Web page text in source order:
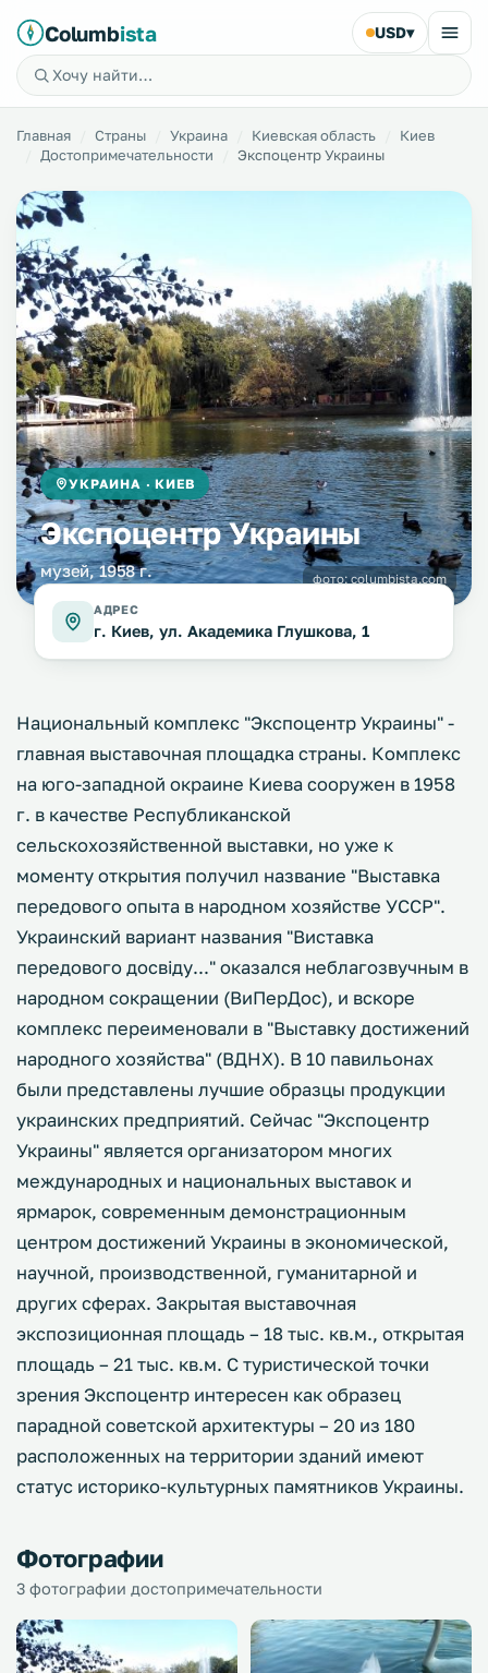
Columbista USD▾
Главная Страны Украина Киевская область
Киев
Достопримечательности
Экспоцентр Украины
УКРАИНА · КИЕВ
Экспоцентр Украины
музей, 1958 г. фото: columbista.com
АДРЕС
г. Киев, ул. Академика Глушкова, 1
Национальный комплекс "Экспоцентр Украины" -
главная выставочная площадка страны. Комплекс
на юго-западной окраине Киева сооружен в 1958
г. в качестве Республиканской
сельскохозяйственной выставки, но уже к
моменту открытия получил название "Выставка
передового опыта в народном хозяйстве УССР".
Украинский вариант названия "Виставка
передового досвіду..." оказался неблагозвучным в
народном сокращении (ВиПерДос), и вскоре
комплекс переименовали в "Выставку достижений
народного хозяйства" (ВДНХ). В 10 павильонах
были представлены лучшие образцы продукции
украинских предприятий. Сейчас "Экспоцентр
Украины" является организатором многих
международных и национальных выставок и
ярмарок, современным демонстрационным
центром достижений Украины в экономической,
научной, производственной, гуманитарной и
других сферах. Закрытая выставочная
экспозиционная площадь – 18 тыс. кв.м., открытая
площадь – 21 тыс. кв.м. С туристической точки
зрения Экспоцентр интересен как образец
парадной советской архитектуры – 20 из 180
расположенных на территории зданий имеют
статус историко-культурных памятников Украины.
Фотографии
3 фотографии достопримечательности